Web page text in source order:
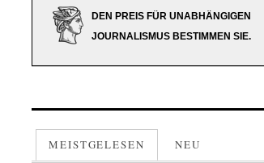
DEN PREIS FÜR UNABHÄNGIGEN
JOURNALISMUS BESTIMMEN SIE.
MEISTGELESEN NEU